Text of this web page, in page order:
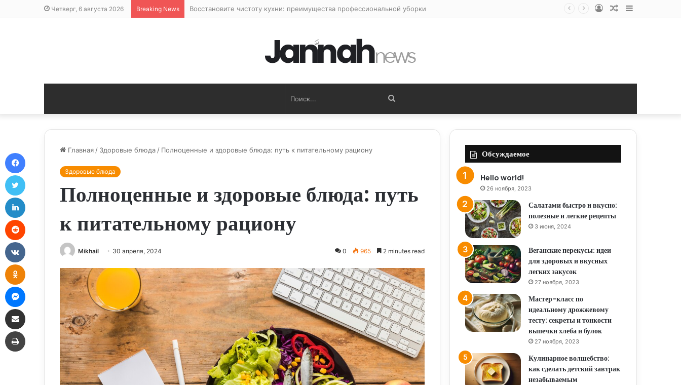
Четверг, 6 августа 2026 Breaking News Восстановите чистоту кухни: преимущества профессиональной уборки Sidebar
Random
Log
Поиск...
Главная / Здоровые блюда / Полноценные и здоровые блюда: путь к питательному рациону
Здоровые блюда
Полноценные и здоровые блюда: путь
к питательному рациону
Mikhail 30 апреля, 2024 0 965 2 minutes read
Обсуждаемое
Hello world!
26 ноября, 2023
Салатами быстро и вкусно:
полезные и легкие рецепты
3 июня, 2024
Веганские перекусы: идеи
для здоровых и вкусных
легких закусок
27 ноября, 2023
Мастер-класс по
идеальному дрожжевому
тесту: секреты и тонкости
выпечки хлеба и булок
27 ноября, 2023
Кулинарное волшебство:
как сделать детский завтрак
незабываемым
Messenger